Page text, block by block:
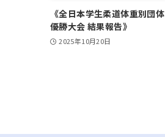
《全日本学生柔道体重別団体
優勝大会 結果報告》
2025年10月20日